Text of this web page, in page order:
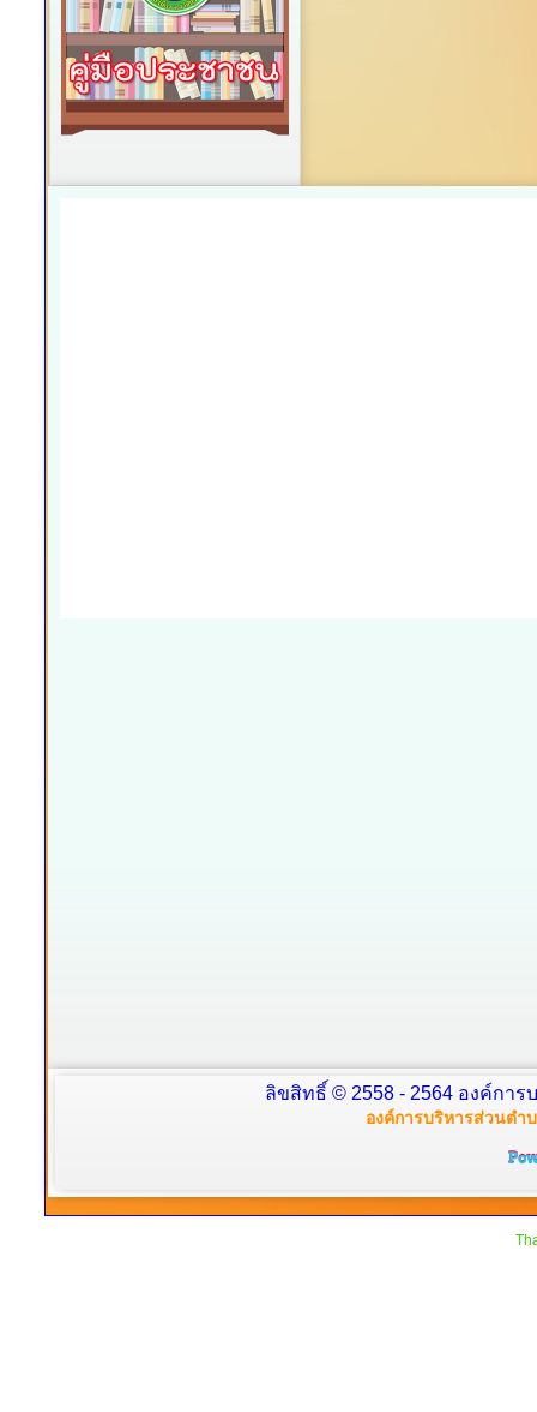
ลิขสิทธิ์ © 2558 - 2564 องค์กา
องค์การบริหารส่วนตำ